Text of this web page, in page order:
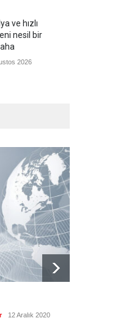
ve hızlı
nesil bir
2026
solcu Petro'nun
sağcı Espriella'yı
2026
12 Aralık 2020